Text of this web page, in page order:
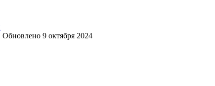
Обновлено 9 октября 2024